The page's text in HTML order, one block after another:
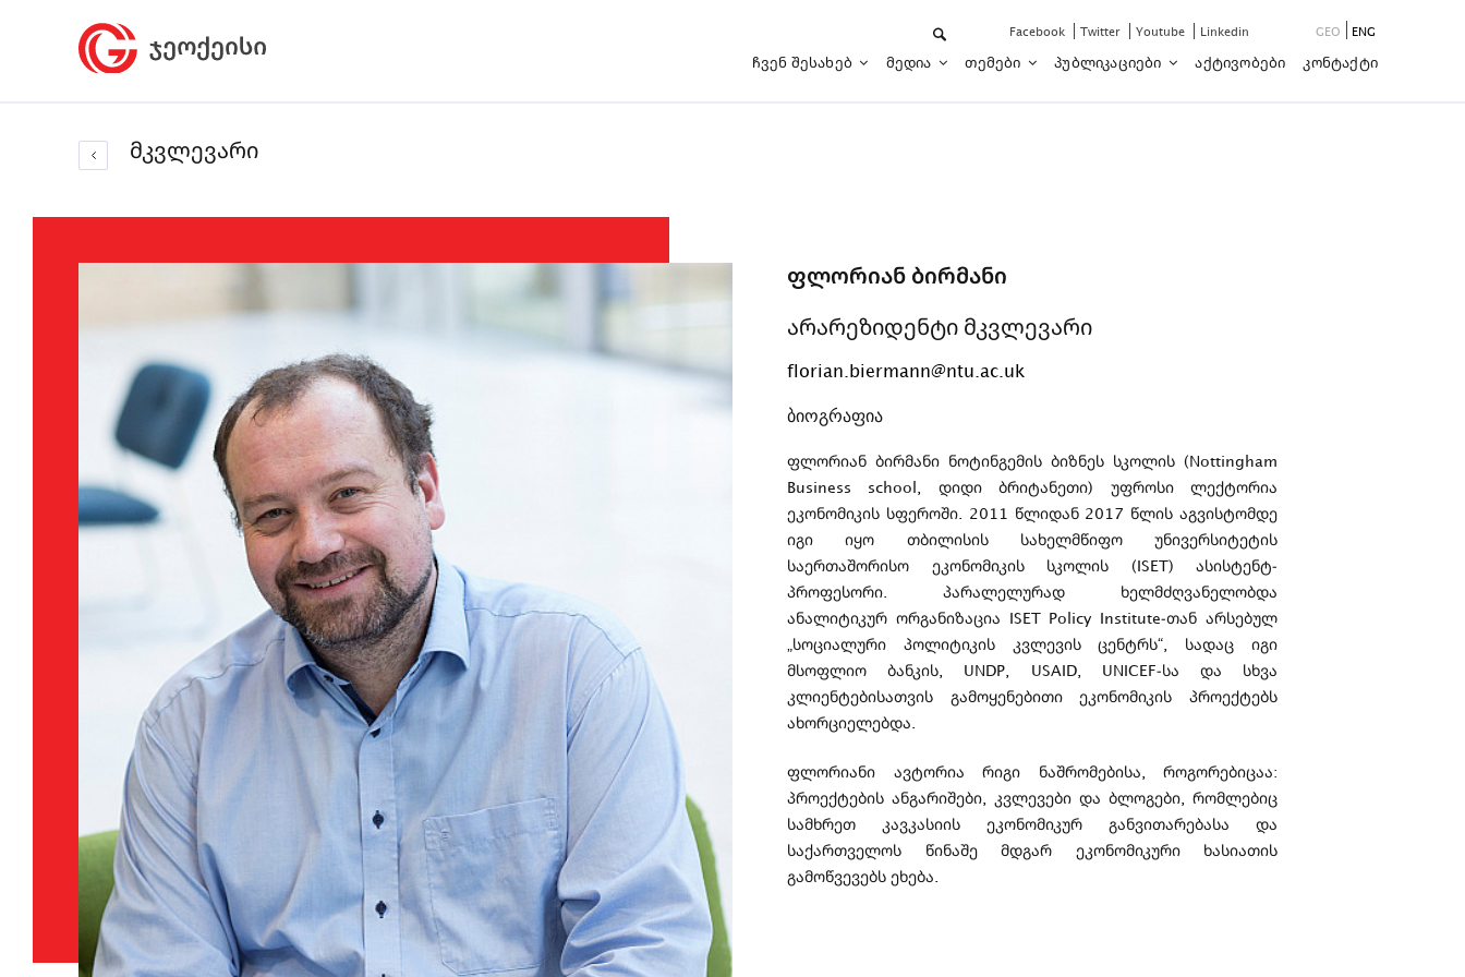
Facebook Twitter Youtube Linkedin GEO ENG
Ჩვენ Შესახებ Მედია Თემები Პუბლიკაციები Აქტივობები Კონტაქტი
მკვლევარი
ფლორიან ბირმანი
არარეზიდენტი მკვლევარი
florian.biermann@ntu.ac.uk
ბიოგრაფია
ფლორიან ბირმანი ნოტინგემის ბიზნეს სკოლის (Nottingham
Business school, დიდი ბრიტანეთი) უფროსი ლექტორია
ეკონომიკის სფეროში. 2011 წლიდან 2017 წლის აგვისტომდე
იგი იყო თბილისის სახელმწიფო უნივერსიტეტის
საერთაშორისო ეკონომიკის სკოლის (ISET) ასისტენტ-
პროფესორი. პარალელურად ხელმძღვანელობდა
ანალიტიკურ ორგანიზაცია ISET Policy Institute-თან არსებულ
„სოციალური პოლიტიკის კვლევის ცენტრს“, სადაც იგი
მსოფლიო ბანკის, UNDP, USAID, UNICEF-სა და სხვა
კლიენტებისათვის გამოყენებითი ეკონომიკის პროექტებს
ახორციელებდა.
ფლორიანი ავტორია რიგი ნაშრომებისა, როგორებიცაა:
პროექტების ანგარიშები, კვლევები და ბლოგები, რომლებიც
სამხრეთ კავკასიის ეკონომიკურ განვითარებასა და
საქართველოს წინაშე მდგარ ეკონომიკური ხასიათის
გამოწვევებს ეხება.